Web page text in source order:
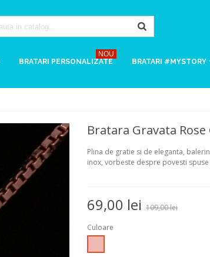
BRATARI PERSONALIZATE
NOU
BRATARI #MYSTORY
Bratara Gravata
Plina de gratie si de eleganta,
inox, vorbeste despre povesti
69,00 lei 109,00 lei
Culoare
Gold